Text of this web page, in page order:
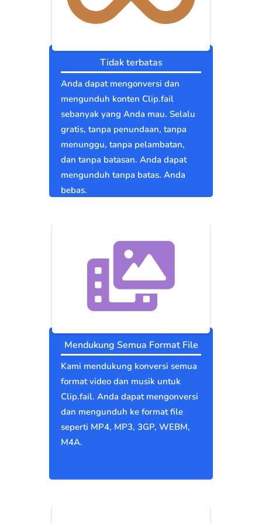
Tidak terbatas
Anda dapat mengonversi dan
mengunduh konten Clip.fail
sebanyak yang Anda mau. Selalu
gratis, tanpa penundaan, tanpa
menunggu, tanpa pelambatan,
dan tanpa batasan. Anda dapat
mengunduh tanpa batas. Anda
bebas.
Mendukung Semua Format File
Kami mendukung konversi semua
format video dan musik untuk
Clip.fail. Anda dapat mengonversi
dan mengunduh ke format file
seperti MP4, MP3, 3GP, WEBM,
M4A.